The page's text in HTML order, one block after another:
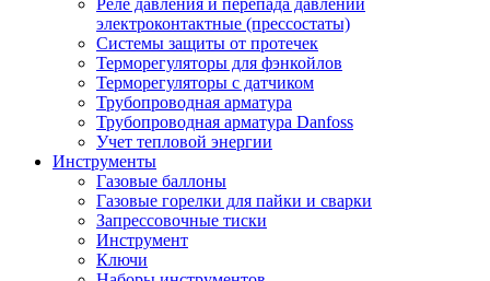
Реле давления и перепада давлений
электроконтактные (прессостаты)
Системы защиты от протечек
Терморегуляторы для фэнкойлов
Терморегуляторы с датчиком
Трубопроводная арматура
Трубопроводная арматура Danfoss
Учет тепловой энергии
Инструменты
Газовые баллоны
Газовые горелки для пайки и сварки
Запрессовочные тиски
Инструмент
Ключи